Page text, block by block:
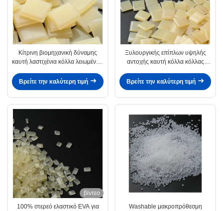
Κίτρινη βιομηχανική δύναμης
καυτή λαστιχένια κόλλα λειωμένων
καυτή
Βρείτε την καλύτερη τιμή
Ξυλουργικής επίπλων υψηλής
αντοχής καυτή κόλλα κόλλας
καυτή για τη σύνδεση ακρών
Βρείτε την καλύτερη τιμή
βίντεο
100% στερεό ελαστικό EVA για
Washable μακροπρόθεσμη